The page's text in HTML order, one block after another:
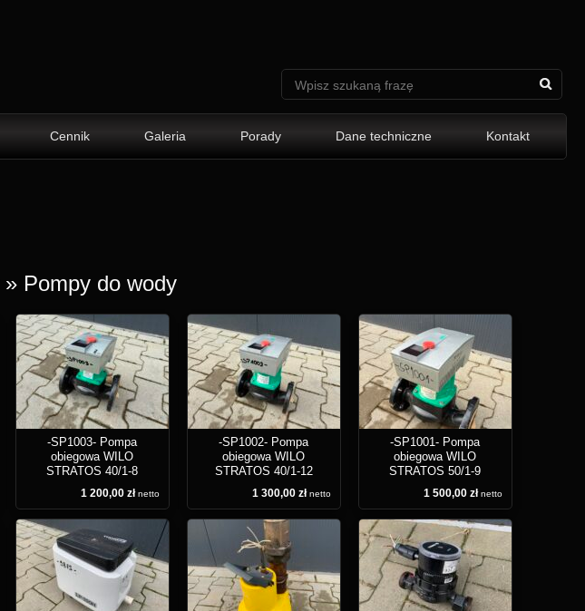
Cennik Galeria Porady Dane techniczne Kontakt
» Pompy do wody
-SP1003- Pompa
obiegowa WILO
STRATOS 40/1-8
1 200,00 zł netto
-SP1002- Pompa
obiegowa WILO
STRATOS 40/1-12
1 300,00 zł netto
-SP1001- Pompa
obiegowa WILO
STRATOS 50/1-9
1 500,00 zł netto